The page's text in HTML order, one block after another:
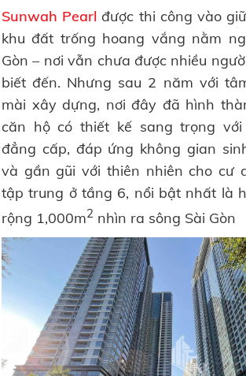
Sunwah Pearl được thi công vào
khu đất trống hoang vắng nằm
Gòn – nơi vẫn chưa được nhiều
biết đến. Nhưng sau 2 năm với
mài xây dựng, nơi đây đã hình
căn hộ có thiết kế sang trọng
đẳng cấp, đáp ứng không gian
và gần gũi với thiên nhiên cho cư
tập trung ở tầng 6, nổi bật nhất là
rộng 1,000m2 nhìn ra sông Sài Gòn